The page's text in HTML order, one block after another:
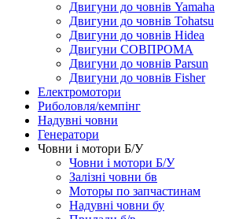
Двигуни до човнів Yamaha
Двигуни до човнів Tohatsu
Двигуни до човнів Hidea
Двигуни СОВПРОМА
Двигуни до човнів Parsun
Двигуни до човнів Fisher
Електромотори
Риболовля/кемпінг
Надувні човни
Генератори
Човни і мотори Б/У
Човни і мотори Б/У
Залізні човни бв
Моторы по запчастинам
Надувні човни бу